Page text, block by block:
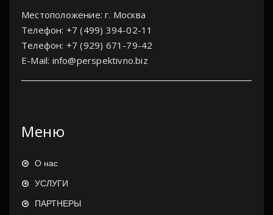
Местоположение: г. Москва
Телефон: +7 (499) 394-02-11
Телефон: +7 (929) 671-79-42
E-Mail: info@perspektivno.biz
Меню
О нас
УСЛУГИ
ПАРТНЕРЫ